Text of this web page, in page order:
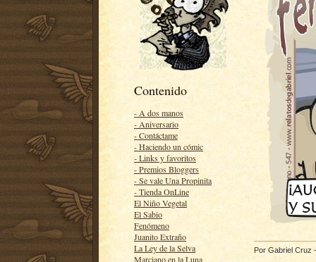
Contenido
- A dos manos
- Aniversario
- Contáctame
- Haciendo un cómic
- Links y favoritos
- Premios Bloggers
- Se vale Una Propinita
- Tienda OnLine
El Niño Vegetal
El Sabio
Fenómeno
Juanito Extraño
La Ley de la Selva
Marciano en la Luna
Por Gabriel Cruz